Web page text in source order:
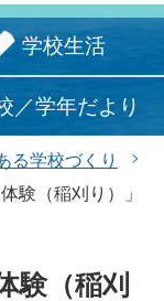
学校生活
／学年だより
る学校づくり
験（稲刈り）」
験（稲刈